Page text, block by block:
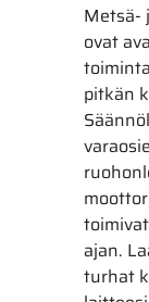
Metsä-
ovat
pitkän
ajan.
turhat